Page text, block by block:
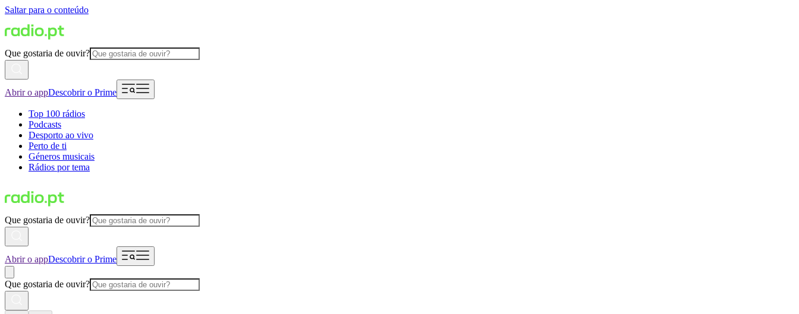
Saltar para o conteúdo
Que gostaria de ouvir?
Abrir o appDescobrir o Prime
Top 100 rádios
Podcasts
Desporto ao vivo
Perto de ti
Géneros musicais
Rádios por tema
Que gostaria de ouvir?
Abrir o appDescobrir o Prime
Que gostaria de ouvir?